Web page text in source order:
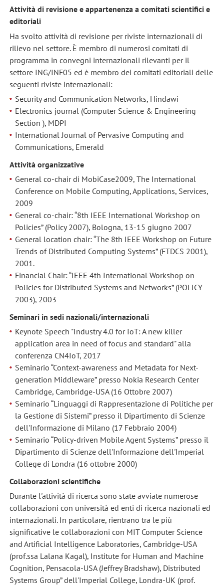
Attività di revisione e appartenenza a comitati scientifici e
editoriali
Ha svolto attività di revisione per riviste internazionali di
rilievo nel settore. È membro di numerosi comitati di
programma in convegni internazionali rilevanti per il
settore ING/INF05 ed è membro dei comitati editoriali delle
seguenti riviste internazionali:
Security and Communication Networks, Hindawi
Electronics journal (Computer Science & Engineering
Section ), MDPI
International Journal of Pervasive Computing and
Communications, Emerald
Attività organizzative
General co-chair di MobiCase2009, The International
Conference on Mobile Computing, Applications, Services,
2009
General co-chair: “8th IEEE International Workshop on
Policies” (Policy 2007), Bologna, 13-15 giugno 2007
General location chair: “The 8th IEEE Workshop on Future
Trends of Distributed Computing Systems” (FTDCS 2001),
2001.
Financial Chair: “IEEE 4th International Workshop on
Policies for Distributed Systems and Networks” (POLICY
2003), 2003
Seminari in sedi nazionali/internazionali
Keynote Speech "Industry 4.0 for IoT: A new killer
application area in need of focus and standard" alla
conferenza CN4IoT, 2017
Seminario “Context-awareness and Metadata for Next-
generation Middleware” presso Nokia Research Center
Cambridge, Cambridge-USA (16 Ottobre 2007)
Seminario “Linguaggi di Rappresentazione di Politiche per
la Gestione di Sistemi” presso il Dipartimento di Scienze
dell'Informazione di Milano (17 Febbraio 2004)
Seminario “Policy-driven Mobile Agent Systems” presso il
Dipartimento di Scienze dell'Informazione dell'Imperial
College di Londra (16 ottobre 2000)
Collaborazioni scientifiche
Durante l'attività di ricerca sono state avviate numerose
collaborazioni con università ed enti di ricerca nazionali ed
internazionali. In particolare, rientrano tra le più
significative le collaborazioni con MIT Computer Science
and Artificial Intelligence Laboratories, Cambridge-USA
(prof.ssa Lalana Kagal), Institute for Human and Machine
Cognition, Pensacola-USA (Jeffrey Bradshaw), Distributed
Systems Group” dell'Imperial College, Londra-UK (prof.